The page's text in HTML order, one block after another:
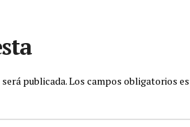
publicada.Los campos obligatorios